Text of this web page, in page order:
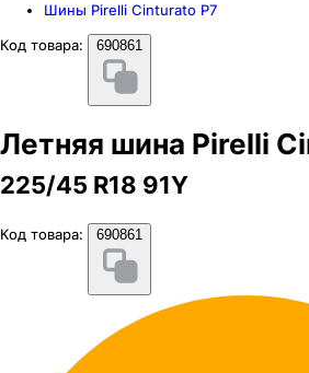
Шины Pirelli Cinturato P7
Код товара:
690861
Летняя шина Pirelli
225/45 R18 91Y
Код товара: 690861